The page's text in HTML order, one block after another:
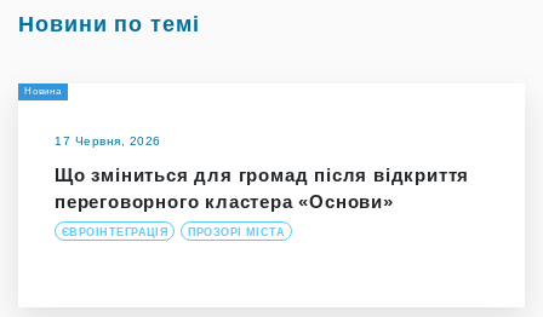
Новини по темі
Новина
17 Червня, 2026
Що зміниться для громад після відкриття
переговорного кластера «Основи»
ЄВРОІНТЕГРАЦІЯ ПРОЗОРІ МІСТА